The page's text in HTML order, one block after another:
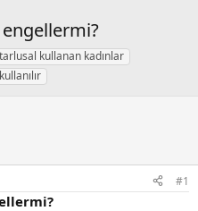
tarlusal kullanan kadınlar
#1